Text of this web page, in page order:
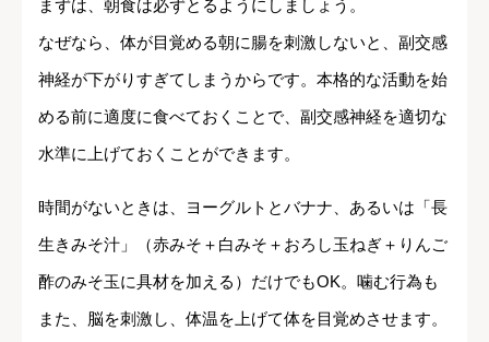
まずは、朝食は必ずとるようにしましょう。
なぜなら、体が目覚める朝に腸を刺激しないと、副交感
神経が下がりすぎてしまうからです。本格的な活動を始
める前に適度に食べておくことで、副交感神経を適切な
水準に上げておくことができます。
時間がないときは、ヨーグルトとバナナ、あるいは「長
生きみそ汁」（赤みそ＋白みそ＋おろし玉ねぎ＋りんご
酢のみそ玉に具材を加える）だけでもOK。噛む行為も
また、脳を刺激し、体温を上げて体を目覚めさせます。